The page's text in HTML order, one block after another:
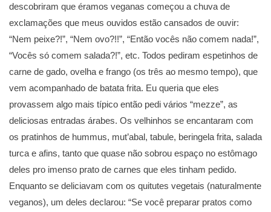
descobriram que éramos veganas começou a chuva de
exclamações que meus ouvidos estão cansados de ouvir:
“Nem peixe?!”, “Nem ovo?!!”, “Então vocês não comem nada!”,
“Vocês só comem salada?!”, etc. Todos pediram espetinhos de
carne de gado, ovelha e frango (os três ao mesmo tempo), que
vem acompanhado de batata frita. Eu queria que eles
provassem algo mais típico então pedi vários “mezze”, as
deliciosas entradas árabes. Os velhinhos se encantaram com
os pratinhos de hummus, mut’abal, tabule, beringela frita, salada
turca e afins, tanto que quase não sobrou espaço no estômago
deles pro imenso prato de carnes que eles tinham pedido.
Enquanto se deliciavam com os quitutes vegetais (naturalmente
veganos), um deles declarou: “Se você preparar pratos como